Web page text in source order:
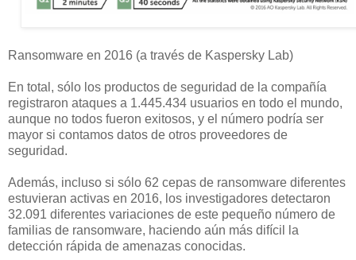
Ransomware en 2016 (a través de Kaspersky Lab)
En total, sólo los productos de seguridad de la compañía
registraron ataques a 1.445.434 usuarios en todo el mundo,
aunque no todos fueron exitosos, y el número podría ser
mayor si contamos datos de otros proveedores de
seguridad.
Además, incluso si sólo 62 cepas de ransomware diferentes
estuvieran activas en 2016, los investigadores detectaron
32.091 diferentes variaciones de este pequeño número de
familias de ransomware, haciendo aún más difícil la
detección rápida de amenazas conocidas.